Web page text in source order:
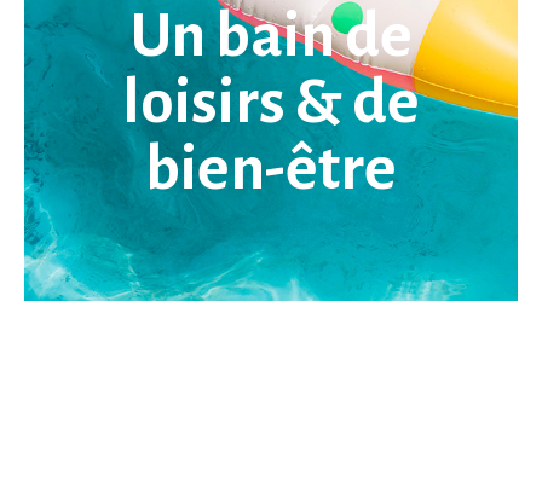
Un bain de
loisirs & de
bien-être